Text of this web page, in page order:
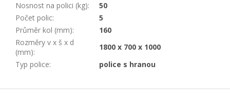
Nosnost na polici (kg):
50
Počet polic:
5
Průměr kol (mm):
160
Rozměry v x š x d
(mm):
1800 x 700 x 1000
Typ police: police s hranou
Z